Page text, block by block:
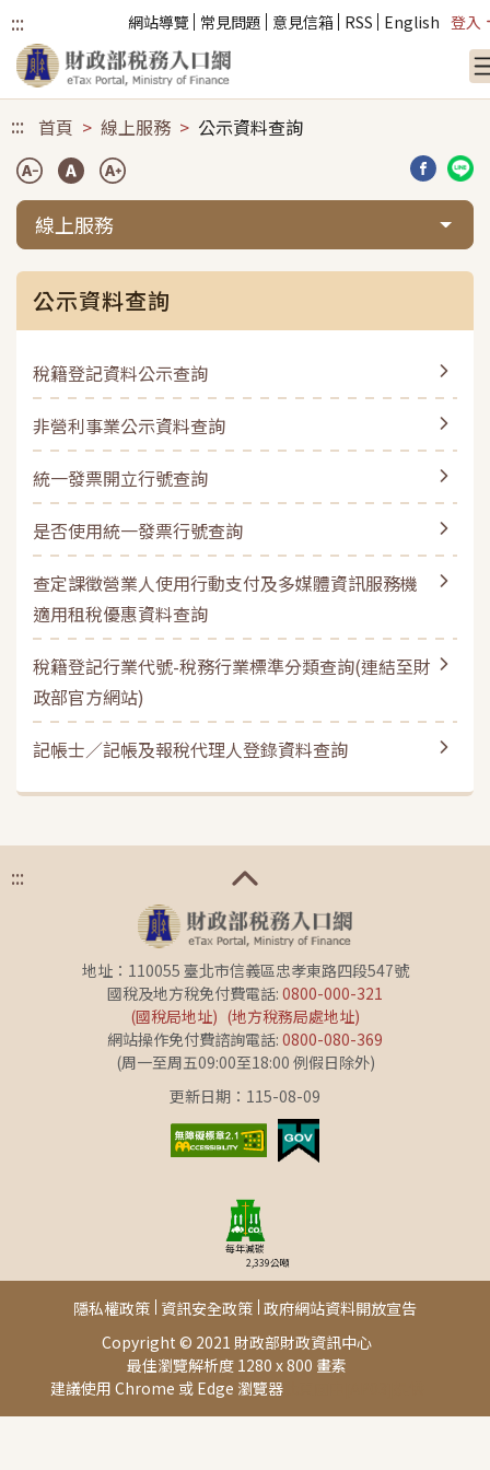
::: 網站導覽 常見問題 意見信箱 RSS English 登入
::: 首頁 線上服務 公示資料查詢
分享到
分
線上服務
公示資料查詢
稅籍登記資料公示查詢
非營利事業公示資料查詢
統一發票開立行號查詢
是否使用統一發票行號查詢
查定課徵營業人使用行動支付及多媒體資訊服務機
適用租稅優惠資料查詢
稅籍登記行業代號-稅務行業標準分類查詢(連結至財
政部官方網站)
記帳士／記帳及報稅代理人登錄資料查詢
:::
地址：110055 臺北市信義區忠孝東路四段547號
國稅及地方稅免付費電話: 0800-000-321
(國稅局地址) (地方稅務局處地址)
網站操作免付費諮詢電話: 0800-080-369
(周一至周五09:00至18:00 例假日除外)
更新日期：115-08-09
每年減碳
2,339公噸
Copyright © 2021 財政部財政資訊中心
最佳瀏覽解析度 1280 x 800 畫素
建議使用 Chrome 或 Edge 瀏覽器此頁面由[AP03]提供
隱私權政策 資訊安全政策 政府網站資料開放宣告